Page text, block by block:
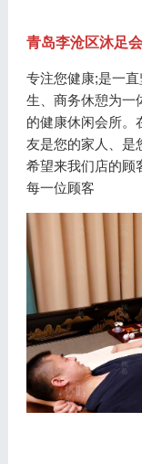
青岛李沧区沐足
专注您健康;是一
生、商务休憩为一
的健康休闲会所。
友是您的家人、是
希望来我们店的顾
每一位顾客